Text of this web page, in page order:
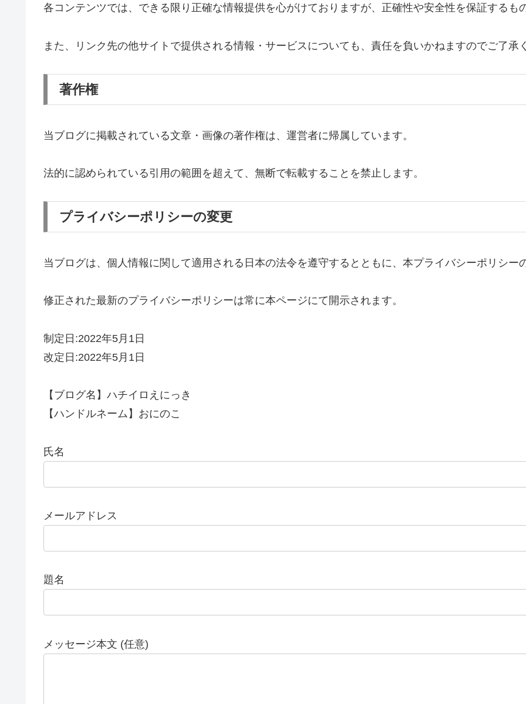
各コンテンツでは、できる限り正確な情報提供を心がけておりますが、正確性や安全性を保証するも
また、リンク先の他サイトで提供される情報・サービスについても、責任を負いかねますのでご了承
著作権
当ブログに掲載されている文章・画像の著作権は、運営者に帰属しています。
法的に認められている引用の範囲を超えて、無断で転載することを禁止します。
プライバシーポリシーの変更
当ブログは、個人情報に関して適用される日本の法令を遵守するとともに、本プライバシーポリシー
修正された最新のプライバシーポリシーは常に本ページにて開示されます。
制定日:2022年5月1日
改定日:2022年5月1日
【ブログ名】ハチイロえにっき
【ハンドルネーム】おにのこ
氏名
メールアドレス
題名
メッセージ本文 (任意)